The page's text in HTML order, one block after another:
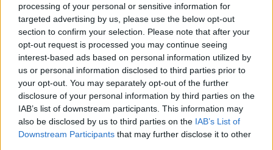
processing of your personal or sensitive information for
targeted advertising by us, please use the below opt-out
section to confirm your selection. Please note that after your
opt-out request is processed you may continue seeing
interest-based ads based on personal information utilized by
us or personal information disclosed to third parties prior to
your opt-out. You may separately opt-out of the further
disclosure of your personal information by third parties on the
IAB’s list of downstream participants. This information may
also be disclosed by us to third parties on the IAB’s List of
Downstream Participants that may further disclose it to other